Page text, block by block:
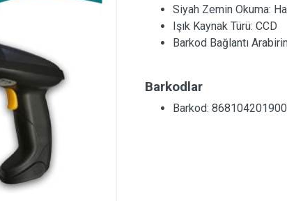
Siyah Zemin Okuma:
Işık Kaynak Türü: CCD
Barkod Bağlantı
Barkodlar
Barkod: